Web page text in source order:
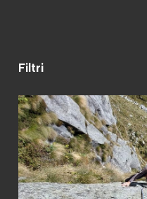
Filtri